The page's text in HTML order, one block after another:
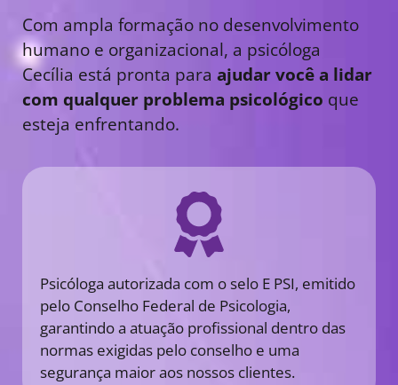
Com ampla formação no desenvolvimento
humano e organizacional, a psicóloga
Cecília está pronta para ajudar você a lidar
com qualquer problema psicológico que
esteja enfrentando.
Psicóloga autorizada com o selo E PSI, emitido
pelo Conselho Federal de Psicologia,
garantindo a atuação profissional dentro das
normas exigidas pelo conselho e uma
segurança maior aos nossos clientes.